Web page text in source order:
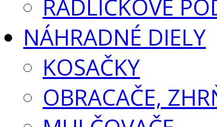
RADLIČKOVÉ
NÁHRADNÉ DIELY
KOSAČKY
OBRACAČE,